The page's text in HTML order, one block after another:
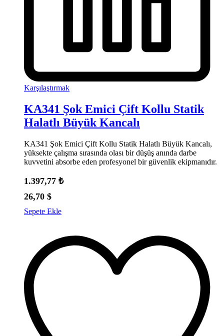
Karşılaştırmak
KA341 Şok Emici Çift Kollu Statik
Halatlı Büyük Kancalı
KA341 Şok Emici Çift Kollu Statik Halatlı Büyük Kancalı,
yüksekte çalışma sırasında olası bir düşüş anında darbe
kuvvetini absorbe eden profesyonel bir güvenlik ekipmanıdır.
1.397,77 ₺
26,70 $
Sepete Ekle